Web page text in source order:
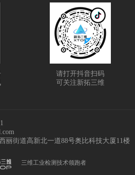
请打开抖音扫码
可关注新拓三维
三维工业检测技术领跑者
丽街道高新北一道88号奥比科技大厦11楼